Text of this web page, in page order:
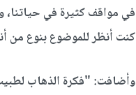
في مواقف كثيرة في
كنت أنظر للموضوع بنوع من
وأضافت: "فكرة الذهاب